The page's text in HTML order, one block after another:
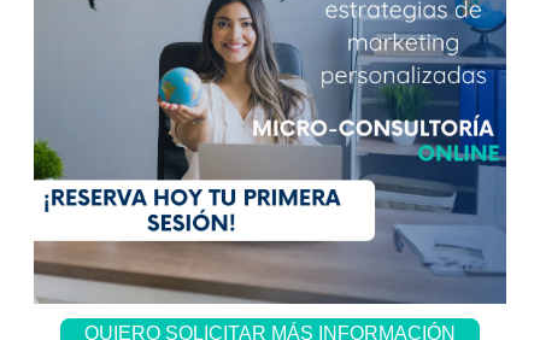
QUIERO SOLICITAR MÁS INFORMACIÓN